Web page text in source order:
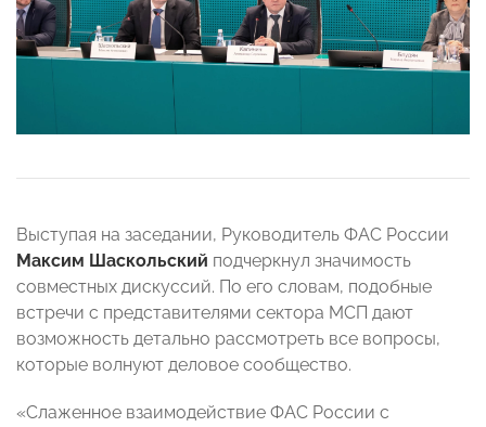
Выступая на заседании, Руководитель ФАС России
Максим Шаскольский подчеркнул значимость
совместных дискуссий. По его словам, подобные
встречи с представителями сектора МСП дают
возможность детально рассмотреть все вопросы,
которые волнуют деловое сообщество.
«Слаженное взаимодействие ФАС России с